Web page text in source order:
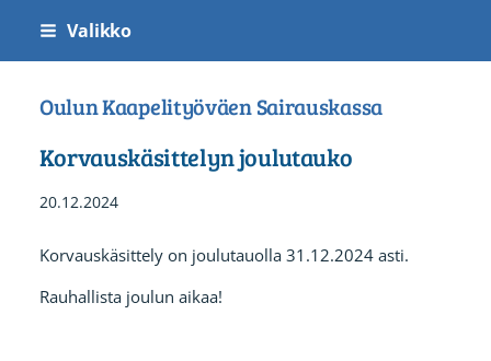
Siirry
Valikko
Oulun Kaapelityöväen Sairauskassa
Korvauskäsittelyn joulutauko
20.12.2024
Korvauskäsittely on joulutauolla 31.12.2024 asti.
Rauhallista joulun aikaa!